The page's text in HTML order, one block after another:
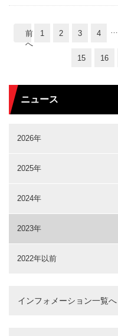
前
へ
1 2 3 4 …
15 16
ニュース
2026年
2025年
2024年
2023年
2022年以前
インフォメーション一覧へ